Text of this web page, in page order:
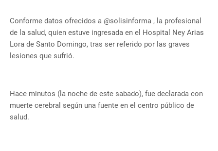
Conforme datos ofrecidos a @solisinforma , la profesional
de la salud, quien estuve ingresada en el Hospital Ney Arias
Lora de Santo Domingo, tras ser referido por las graves
lesiones que sufrió.
Hace minutos (la noche de este sabado), fue declarada con
muerte cerebral según una fuente en el centro público de
salud.